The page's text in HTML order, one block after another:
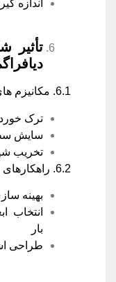
اندازه
تأثیر
6.1. مکانیزم های خرابی
ترک
سایش
تخریب
6.2. راهکارهای افزایش عمر
بهینه
انتخاب
بار
طراحی